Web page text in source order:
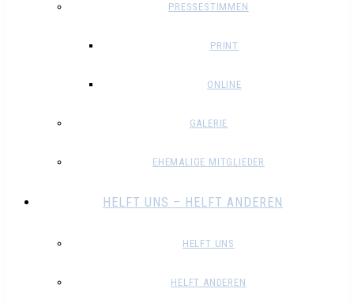
PRESSESTIMMEN
PRINT
ONLINE
GALERIE
EHEMALIGE MITGLIEDER
HELFT UNS – HELFT ANDEREN
HELFT UNS
HELFT ANDEREN